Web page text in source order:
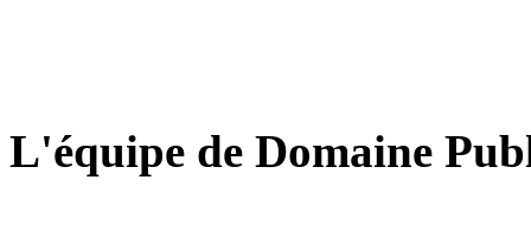
L'équipe de Domaine